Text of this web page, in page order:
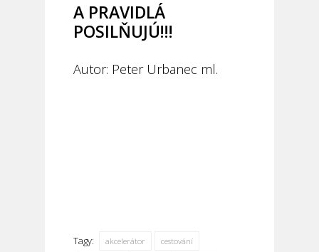
A PRAVIDLÁ
POSILŇUJÚ!!!
Autor: Peter Urbanec ml.
Tagy: akcelerátor cestování